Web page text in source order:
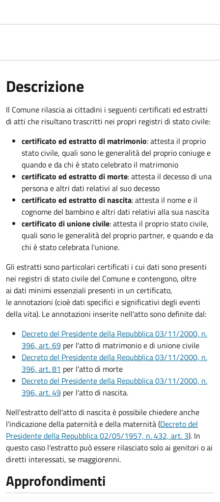
Descrizione
Il Comune rilascia ai cittadini i seguenti certificati ed estratti
di atti che risultano trascritti nei propri registri di stato civile:
certificato ed estratto di matrimonio: attesta il proprio
stato civile, quali sono le generalità del proprio coniuge e
quando e da chi è stato celebrato il matrimonio
certificato ed estratto di morte: attesta il decesso di una
persona e altri dati relativi al suo decesso
certificato ed estratto di nascita: attesta il nome e il
cognome del bambino e altri dati relativi alla sua nascita
certificato di unione civile: attesta il proprio stato civile,
quali sono le generalità del proprio partner, e quando e da
chi è stato celebrata l'unione.
Gli estratti sono particolari certificati i cui dati sono presenti
nei registri di stato civile del Comune e contengono, oltre
ai dati minimi essenziali presenti in un certificato,
le annotazioni (cioè dati specifici e significativi degli eventi
della vita). Le annotazioni inserite nell'atto sono definite dal:
Decreto del Presidente della Repubblica 03/11/2000, n.
396, art. 69 per l'atto di matrimonio e di unione civile
Decreto del Presidente della Repubblica 03/11/2000, n.
396, art. 81 per l'atto di morte
Decreto del Presidente della Repubblica 03/11/2000, n.
396, art. 49 per l'atto di nascita.
Nell'estratto dell'atto di nascita è possibile chiedere anche
l'indicazione della paternità e della maternità (Decreto del
Presidente della Repubblica 02/05/1957, n. 432, art. 3). In
questo caso l'estratto può essere rilasciato solo ai genitori o ai
diretti interessati, se maggiorenni.
Approfondimenti